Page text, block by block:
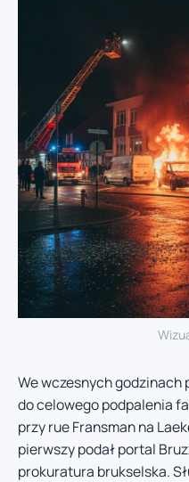
We wczesnych godzinach
do celowego podpalenia
przy rue Fransman na
pierwszy podał portal
prokuratura brukselska.